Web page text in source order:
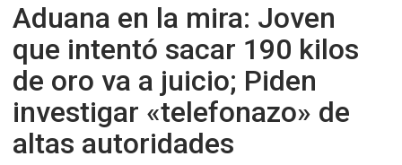
Aduana en la mira: Joven
que intentó sacar 190 kilos
de oro va a juicio; Piden
investigar «telefonazo» de
altas autoridades